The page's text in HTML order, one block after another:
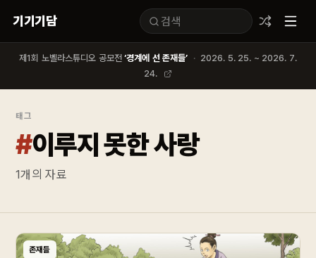
기기기담
제1회 노벨라스튜디오 공모전 ‘경계에 선 존재들’ · 2026. 5. 25. ~ 2026. 7.
24.
태그
#이루지 못한 사랑
1개의 자료
존재들